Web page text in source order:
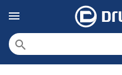
search